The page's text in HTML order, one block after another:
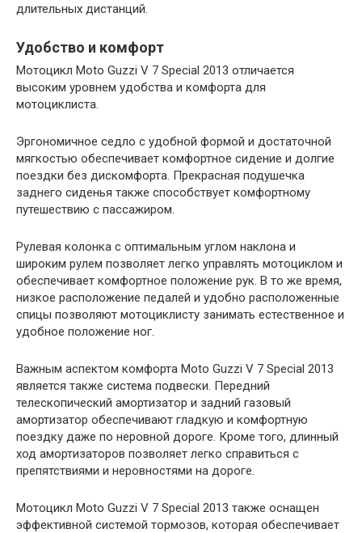
длительных дистанций.
Удобство и комфорт
Мотоцикл Moto Guzzi V 7 Special 2013 отличается
высоким уровнем удобства и комфорта для
мотоциклиста.
Эргономичное седло с удобной формой и достаточной
мягкостью обеспечивает комфортное сидение и долгие
поездки без дискомфорта. Прекрасная подушечка
заднего сиденья также способствует комфортному
путешествию с пассажиром.
Рулевая колонка с оптимальным углом наклона и
широким рулем позволяет легко управлять мотоциклом и
обеспечивает комфортное положение рук. В то же время,
низкое расположение педалей и удобно расположенные
спицы позволяют мотоциклисту занимать естественное и
удобное положение ног.
Важным аспектом комфорта Moto Guzzi V 7 Special 2013
является также система подвески. Передний
телескопический амортизатор и задний газовый
амортизатор обеспечивают гладкую и комфортную
поездку даже по неровной дороге. Кроме того, длинный
ход амортизаторов позволяет легко справиться с
препятствиями и неровностями на дороге.
Мотоцикл Moto Guzzi V 7 Special 2013 также оснащен
эффективной системой тормозов, которая обеспечивает